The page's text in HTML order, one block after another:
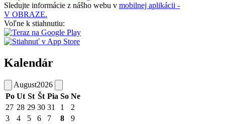
Sledujte informácie z nášho webu v mobilnej aplikácii -
V OBRAZE.
Voľne k stiahnutiu:
Kalendár
August2026
Po Ut St Št Pia So Ne
27 28 29 30 31 1
2
3
4 5 6 7 8 9